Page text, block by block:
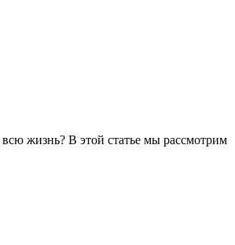
жизнь? В этой статье мы рассмотрим